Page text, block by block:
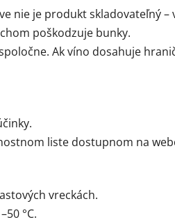
nie je produkt skladovateľný
poškodzuje bunky.
Ak víno dosahuje
liste dostupnom na
vreckách.
°C.